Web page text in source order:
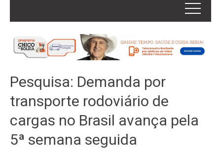
Pesquisa: Demanda por
transporte rodoviário de
cargas no Brasil avança pela
5ª semana seguida